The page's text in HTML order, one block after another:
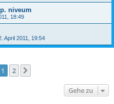
niveum
18:49
April 2011, 19:54
1 2
Gehe zu